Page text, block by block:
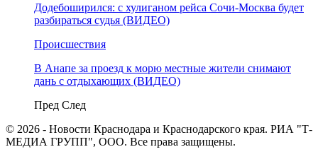
Додебоширился: с хулиганом рейса Сочи-Москва будет
разбираться судья (ВИДЕО)
Происшествия
В Анапе за проезд к морю местные жители снимают
дань с отдыхающих (ВИДЕО)
Пред След
© 2026 - Новости Краснодара и Краснодарского края. РИА "Т-
МЕДИА ГРУПП", ООО. Все права защищены.